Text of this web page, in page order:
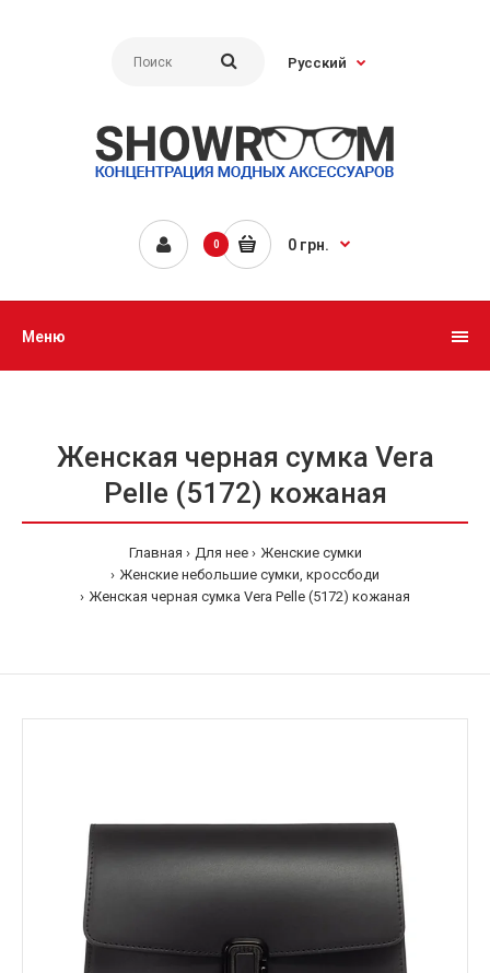
Русский
0 0 грн.
Меню
Женская черная сумка Vera
Pelle (5172) кожаная
Главная Для нее
Женские сумки
Женские небольшие сумки, кроссбоди
Женская черная сумка Vera Pelle (5172) кожаная